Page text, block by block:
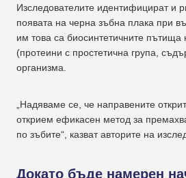
Изследователите идентифицират и
появата на черна зъбна плака при
им това са биосинтетичните пътища
(протеини с простетична група,
организма.
„Надяваме се, че направените
открием ефикасен метод за
по зъбите“, казват авторите на
Докато бъде намерен